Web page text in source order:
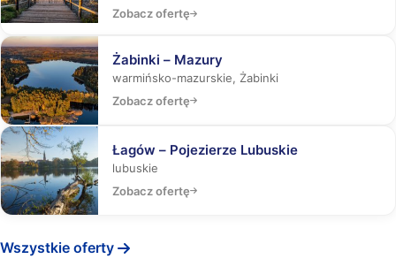
Zobacz ofertę
Żabinki – Mazury
warmińsko-mazurskie, Żabinki
Zobacz ofertę
Łagów – Pojezierze Lubuskie
lubuskie
Zobacz ofertę
Wszystkie oferty